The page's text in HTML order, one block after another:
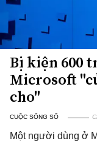
Bị kiện 600
Microsoft
cho"
CUỘC SỐNG SỐ
Một người dùng ở